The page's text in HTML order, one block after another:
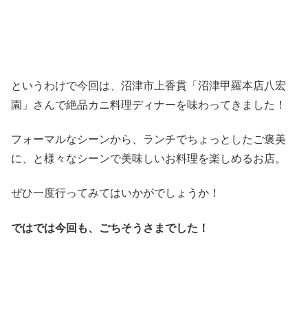
というわけで今回は、沼津市上香貫「沼津甲羅本店八宏
園」さんで絶品カニ料理ディナーを味わってきました！
フォーマルなシーンから、ランチでちょっとしたご褒美
に、と様々なシーンで美味しいお料理を楽しめるお店。
ぜひ一度行ってみてはいかがでしょうか！
ではでは今回も、ごちそうさまでした！